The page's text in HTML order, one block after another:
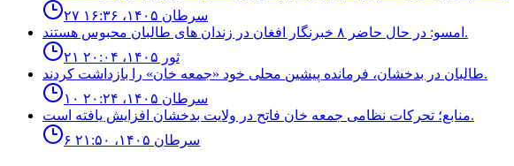
۲۷ سرطان ۱۴۰۵، ۱۶:۳۶
امسو: در حال حاضر ۸ خبرنگار افغان در زندان‌ های طالبان محبوس هستند.
۲۱ ثور ۱۴۰۵، ۲۰:۰۴
طالبان در بدخشان، فرمانده پیشین محلی خود «جمعه خان» را بازداشت کردند.
۱۰ سرطان ۱۴۰۵، ۲۰:۲۴
منابع؛ تحركات نظامى جمعه خان فاتح در ولايت بدخشان افزايش يافته است.
۶ سرطان ۱۴۰۵، ۲۱:۵۰